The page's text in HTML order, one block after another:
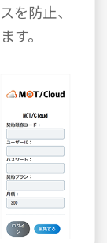
を防止、
す。